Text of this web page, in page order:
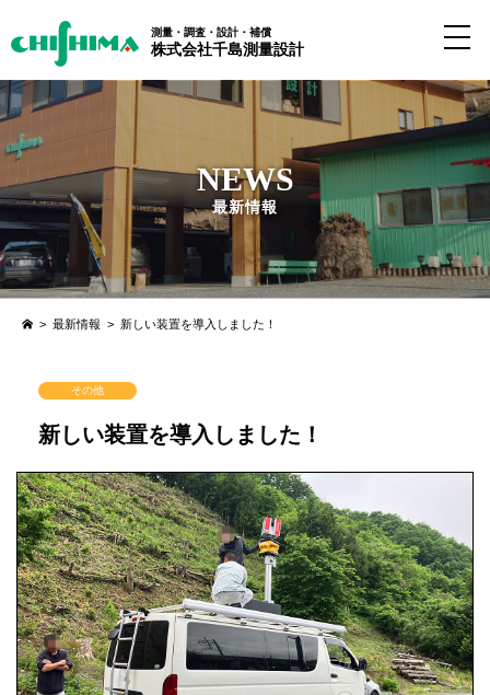
測量・調査・設計・補償
株式会社千島測量設計
NEWS
最新情報
> 最新情報 > 新しい装置を導入しました！
その他
新しい装置を導入しました！